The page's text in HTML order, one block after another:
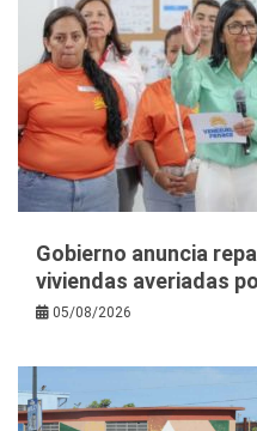
Gobierno anuncia
viviendas averiadas
05/08/2026